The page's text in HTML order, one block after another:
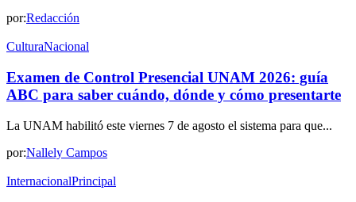
por:Redacción
CulturaNacional
Examen de Control Presencial UNAM 2026: guía
ABC para saber cuándo, dónde y cómo presentarte
La UNAM habilitó este viernes 7 de agosto el sistema para que...
por:Nallely Campos
InternacionalPrincipal